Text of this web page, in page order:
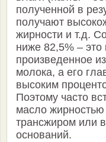
полученной в
получают
жирности и т.д.
ниже 82,5% –
произведенное
молока, а его
высоким
Поэтому часто
масло
трансжиром или
оснований.